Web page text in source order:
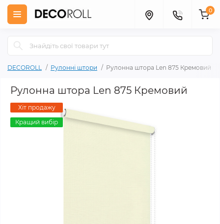
0
DECOROLL Рулонні штори Рулонна штора Len 875 Кремовий
Рулонна штора Len 875 Кремовий
Хіт продажу
Кращий вибір